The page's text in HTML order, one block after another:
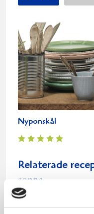
Nyponskål
Relaterade
soppa
DelaDelaDelaDela